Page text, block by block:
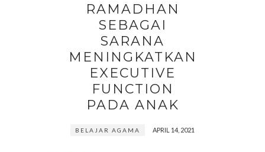
RAMADHAN
SEBAGAI
SARANA
MENINGKATKAN
EXECUTIVE
FUNCTION
PADA ANAK
BELAJAR AGAMA APRIL 14, 2021